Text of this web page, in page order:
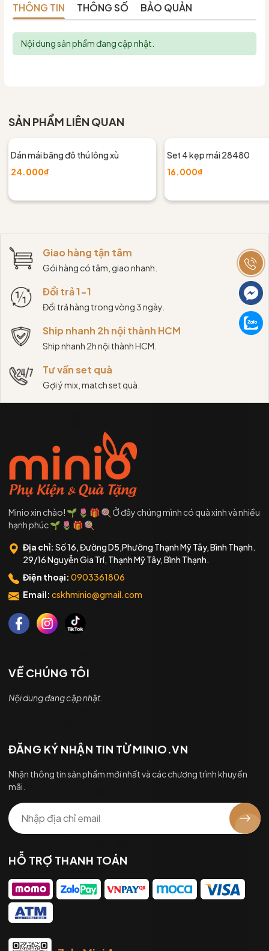
THÔNG TIN THÔNG SỐ BẢO QUẢN
Nội dung sản phẩm đang cập nhật.
SẢN PHẨM LIÊN QUAN
Dán mái băng đô thú lông xù
24.000₫
Set 4 kẹp mái 28480
16.000₫
Giao hàng tận tâm
Gói hàng có tâm, giao nhanh.
Đổi trả 1-1
Đổi trả hàng trong vòng 3 ngày.
Ship nhanh 2h nội thành HCM
Ship nhanh 2h nội thành HCM.
Tư vấn set quà
Gợi ý mix, match set quà.
Minio xin chào! 🌱 🌷 🎁 🍭 Ở đây chúng mình có quà xinh và nhiều
hạnh phúc 🌱 🌷 🎁 🍭
Địa chỉ: Số 16, Đường D5,Phường Thạnh Mỹ Tây, Bình Thạnh.
29/16 Nguyễn Gia Trí, Thạnh Mỹ Tây, Bình Thạnh.
Điện thoại: 0903361806
Email: cskhminio@gmail.com
VỀ CHÚNG TÔI
Nội dung đang cập nhật.
ĐĂNG KÝ NHẬN TIN TỪ MINIO.VN
Nhận thông tin sản phẩm mới nhất và các chương trình khuyến
mãi.
HỖ TRỢ THANH TOÁN